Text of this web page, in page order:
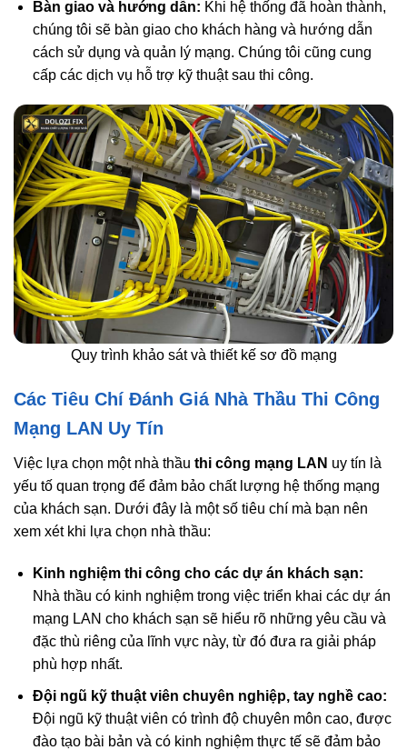
Bàn giao và hướng dẫn: Khi hệ thống đã hoàn thành,
chúng tôi sẽ bàn giao cho khách hàng và hướng dẫn
cách sử dụng và quản lý mạng. Chúng tôi cũng cung
cấp các dịch vụ hỗ trợ kỹ thuật sau thi công.
Quy trình khảo sát và thiết kế sơ đồ mạng
Các Tiêu Chí Đánh Giá Nhà Thầu Thi Công
Mạng LAN Uy Tín
Việc lựa chọn một nhà thầu thi công mạng LAN uy tín là
yếu tố quan trọng để đảm bảo chất lượng hệ thống mạng
của khách sạn. Dưới đây là một số tiêu chí mà bạn nên
xem xét khi lựa chọn nhà thầu:
Kinh nghiệm thi công cho các dự án khách sạn:
Nhà thầu có kinh nghiệm trong việc triển khai các dự án
mạng LAN cho khách sạn sẽ hiểu rõ những yêu cầu và
đặc thù riêng của lĩnh vực này, từ đó đưa ra giải pháp
phù hợp nhất.
Đội ngũ kỹ thuật viên chuyên nghiệp, tay nghề cao:
Đội ngũ kỹ thuật viên có trình độ chuyên môn cao, được
đào tạo bài bản và có kinh nghiệm thực tế sẽ đảm bảo